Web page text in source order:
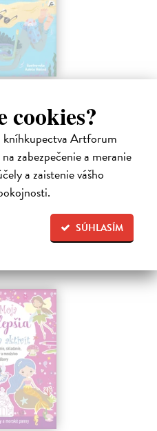
cookies?
kníhkupectva Artforum
zabezpečenie a meranie
a zaistenie vášho
SÚHLASÍM
prekvapení. Súrodenci Noro a
Chrtovcov, natrafia na
a Hans, ktorí sú takmer celé dni